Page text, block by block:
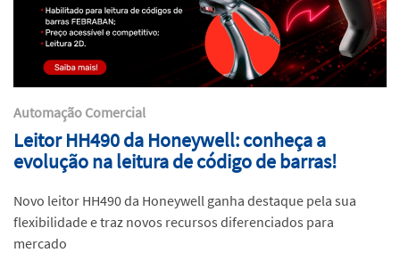
Automação Comercial
Leitor HH490 da Honeywell: conheça a
evolução na leitura de código de barras!
Novo leitor HH490 da Honeywell ganha destaque pela sua
flexibilidade e traz novos recursos diferenciados para
mercado